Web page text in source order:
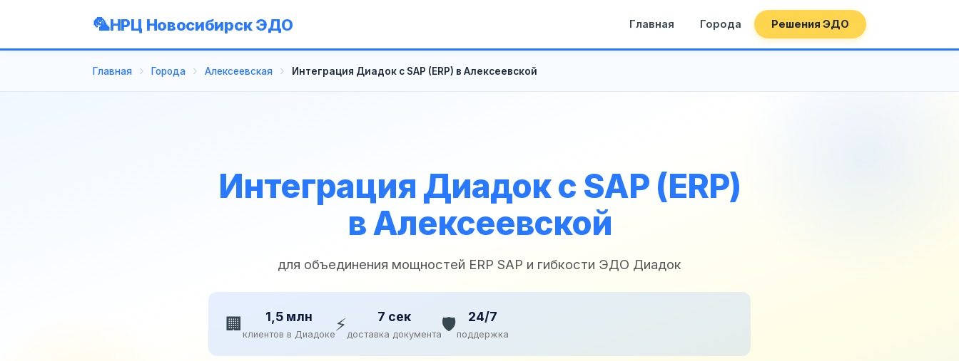
НРЦ Новосибирск ЭДО Главная Города Решения ЭДО
Главная Города Алексеевская Интеграция Диадок с SAP (ERP) в Алексеевской
Интеграция Диадок с SAP (ERP)
в Алексеевской
для объединения мощностей ERP SAP и гибкости ЭДО Диадок
🏢 1,5 млн
клиентов в Диадоке ⚡ 7 сек
доставка документа🛡️ 24/7
поддержка